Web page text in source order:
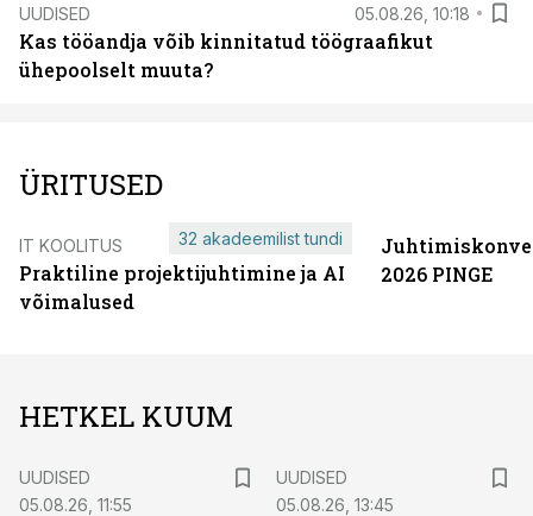
UUDISED 05.08.26, 10:18
Kas tööandja võib kinnitatud töögraafikut
ühepoolselt muuta?
ÜRITUSED
IT KOOLITUS
Praktiline projektijuhtimine ja AI
võimalused
32 akadeemilist tundi
2026 PINGE
HETKEL KUUM
UUDISED
05.08.26, 11:55
UUDISED
05.08.26, 13:45